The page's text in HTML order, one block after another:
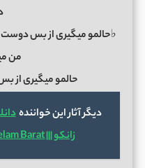
♭حالمو میگیری از بس
من
حالمو میگیری از
دیگر آثار این خواننده
زانکو ||| Zanco : Tang Mishe Delam Barat